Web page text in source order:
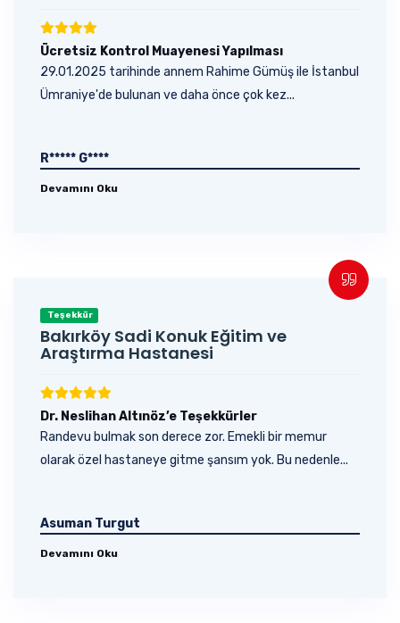
Ücretsiz Kontrol Muayenesi Yapılması
29.01.2025 tarihinde annem Rahime Gümüş ile İstanbul
Ümraniye'de bulunan ve daha önce çok kez...
R***** G****
Devamını Oku
Teşekkür
Bakırköy Sadi Konuk Eğitim ve
Araştırma Hastanesi
Dr. Neslihan Altınöz’e Teşekkürler
Randevu bulmak son derece zor. Emekli bir memur
olarak özel hastaneye gitme şansım yok. Bu nedenle...
Asuman Turgut
Devamını Oku